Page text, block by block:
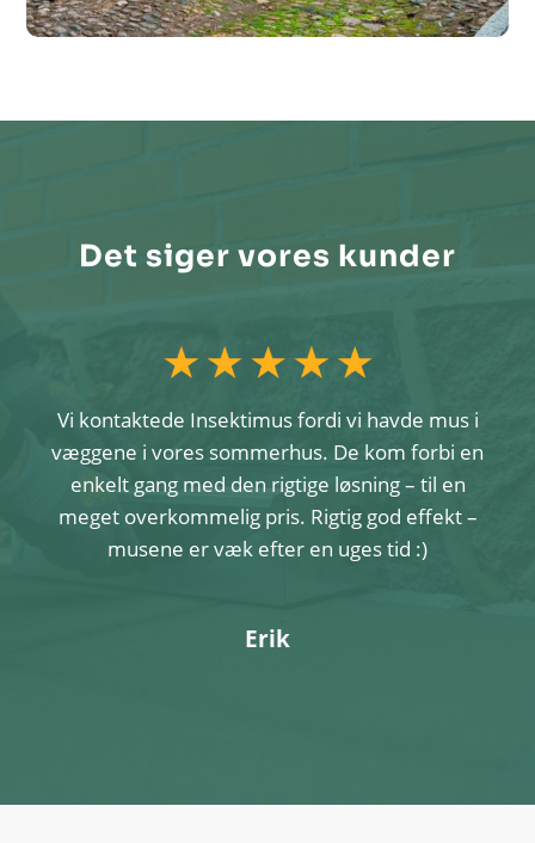
Det siger vores kunder
Vi kontaktede Insektimus fordi vi havde mus i
væggene i vores sommerhus. De kom forbi en
enkelt gang med den rigtige løsning – til en
meget overkommelig pris. Rigtig god effekt –
musene er væk efter en uges tid :)
Erik